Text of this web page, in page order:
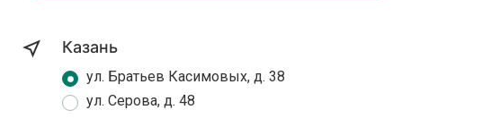
Казань
ул. Братьев Касимовых, д. 38
ул. Серова, д. 48